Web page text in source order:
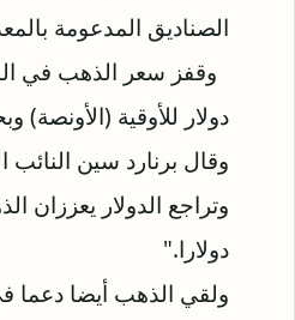
الصناديق المدعومة
وقال برنارد سين
دولارا."